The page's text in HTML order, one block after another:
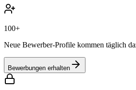
100+
Neue Bewerber-Profile kommen täglich
Bewerbungen erhalten